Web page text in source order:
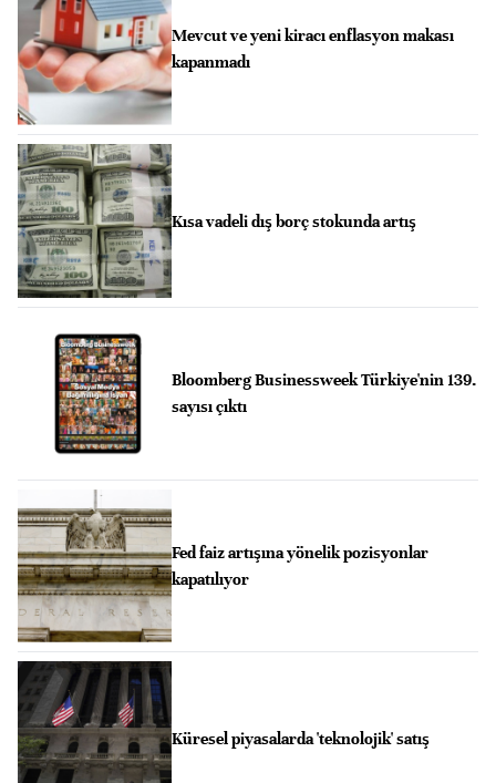
Mevcut ve yeni kiracı enflasyon makası
kapanmadı
Kısa vadeli dış borç stokunda artış
Bloomberg Businessweek Türkiye'nin 139.
sayısı çıktı
Fed faiz artışına yönelik pozisyonlar
kapatılıyor
Küresel piyasalarda 'teknolojik' satış